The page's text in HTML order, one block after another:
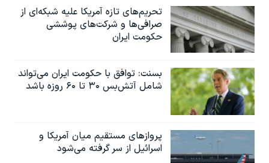
تحریم‌های تازه آمریکا علیه شبکه‌ای از
صرافی‌ها و شرکت‌های پوششی
حکومت ایران
بسنت: توافق با حکومت ایران می‌تواند
شامل آتش‌بس ۳۰ تا ۶۰ روزه باشد
پروازهای مستقیم میان آمریکا و
اسرائیل از سر گرفته می‌شود